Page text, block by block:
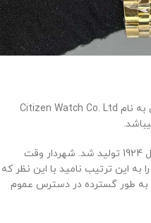
سیتیزن شرکت اصلی یک مجموعه ژاپنی به نام Citizen Watch Co. Ltd
اولین ساعت جیبی با نام“Citizen”در سال 1924 تولید شد. شهردار وقت
این ترتیب نامید با این نظر که
به طور گسترده در دسترس عموم